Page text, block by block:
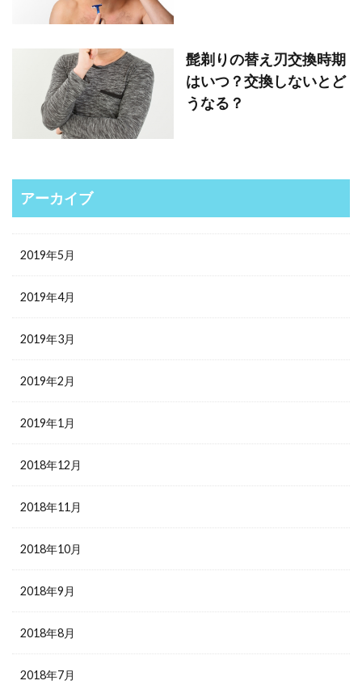
髭剃りの替え刃交換時期
はいつ？交換しないとど
うなる？
アーカイブ
2019年5月
2019年4月
2019年3月
2019年2月
2019年1月
2018年12月
2018年11月
2018年10月
2018年9月
2018年8月
2018年7月